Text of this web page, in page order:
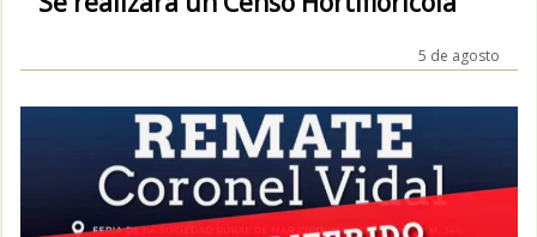
5 de agosto